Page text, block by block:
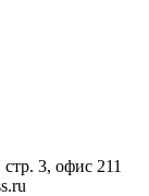
стр. 3, офис 211